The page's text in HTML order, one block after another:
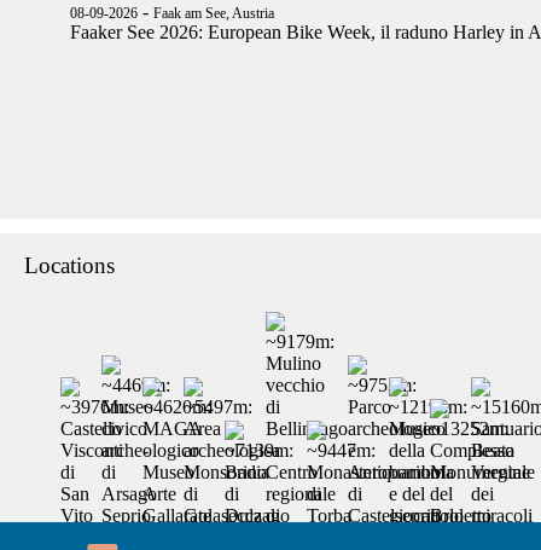
08-09-2026 - Faak am See, Austria
Faaker See 2026: European Bike Week, il raduno Harley in
Locations